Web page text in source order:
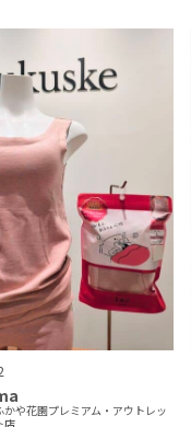
かや花園プレミアム・アウトレッ
店